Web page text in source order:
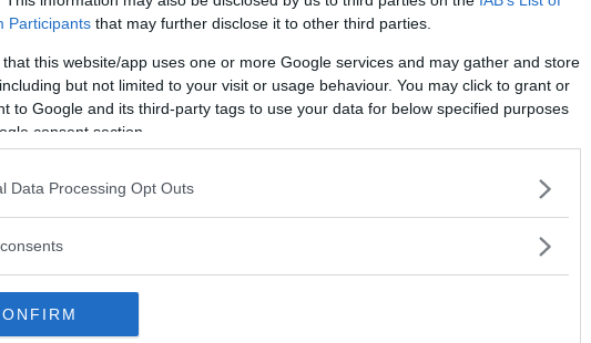
Participants that may further disclose it to other third parties.
that this website/app uses one or more Google services and may gather and store
but not limited to your visit or usage behaviour. You may click to grant or
to Google and its third-party tags to use your data for below specified purposes
consent section.
Data Processing Opt Outs
undersökningar av bildelar från
som inte är tillräckligt skyddade av just
mellan två aluminium-kisel-belagda borstål, som är mycket
direkt sprut från framhjulen.
i och med introduktionen av nya XC90. Belagt borstål i hela
sig i varje skarv. Kompletterande vaxbehandling av hålrum är
skydd (åtkomst) i alla skarvar.
på lång erfarenhet från fälttester och provning.